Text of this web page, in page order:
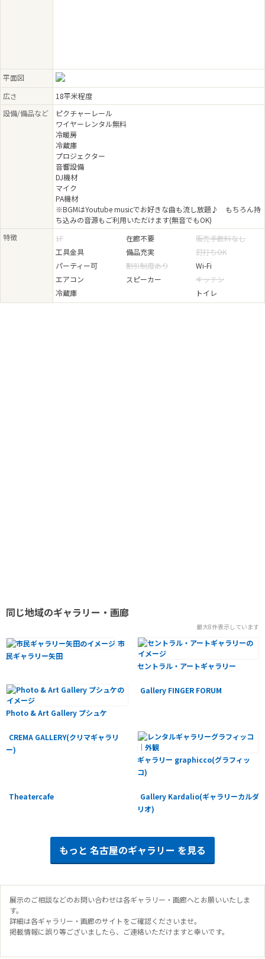
平面図
広さ
18平米程度
設備/備品など
ピクチャーレール
ワイヤーレンタル無料
冷暖房
冷蔵庫
プロジェクター
音響設備
DJ機材
マイク
PA機材
※BGMはYoutube musicでお好きな曲も流し放題♪ もちろん持
ち込みの音源もご利用いただけます(無音でもOK)
特徴
1F 在廊不要
販売手数料なし
工具金具
備品充実
釘打ちOK
パーティー可
割引制度あり
Wi-Fi
エアコン
スピーカー
キッチン
冷蔵庫
トイレ
同じ地域のギャラリー・画廊
最大8件表示しています
市
民ギャラリー矢田
セントラル・アートギャラリー
Photo & Art Gallery プシュケ
Gallery FINGER FORUM
CREMA GALLERY(クリマギャラリ
ー)
ギャラリー graphicco(グラフィッ
コ)
Theatercafe
Gallery Kardalio(ギャラリーカルダ
リオ)
もっと 名古屋のギャラリー を見る
展示のご相談などのお問い合わせは各ギャラリー・画廊へとお願いいたしま
す。
詳細は各ギャラリー・画廊のサイトをご確認くださいませ。
掲載情報に誤り等ございましたら、ご連絡いただけますと幸いです。